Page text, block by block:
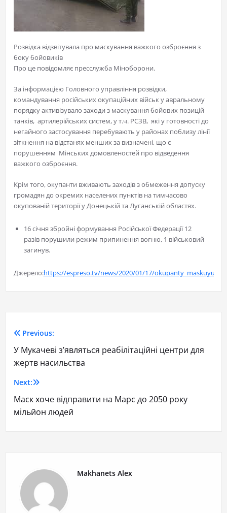
Розвідка відзвітувала про маскування важкого озброєння з
боку бойовиків
Про це повідомляє пресслужба Міноборони.
За інформацією Головного управління розвідки,
командування російських окупаційних військ у авральному
порядку активізувало заходи з маскування бойових позицій
танків, артилерійських систем, у т.ч. РСЗВ, які у готовності до
негайного застосування перебувають у районах поблизу лінії
зіткнення на відстанях менших за визначені, що є
порушенням Мінських домовленостей про відведення
важкого озброєння.
Крім того, окупанти вживають заходів з обмеження допуску
громадян до окремих населених пунктів на тимчасово
окупованій території у Донецькій та Луганській областях.
16 січня збройні формування Російської Федерації 12
разів порушили режим припинення вогню, 1 військовий
загинув.
Джерело:https://espreso.tv/news/2020/01/17/
Previous:
У Мукачеві з’являться реабілітаційні центри для
жертв насильства
Next:
Маск хоче відправити на Марс до 2050 року
мільйон людей
Makhanets Alex